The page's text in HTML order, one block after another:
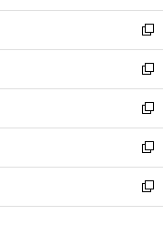
開
く
ウ
で
開
く
ン
ド
ウ
で
開
く
ウ
ィ
ン
ド
ウ
で
開
く
新
し
い
ウ
ィ
ン
ド
ウ
で
開
新
し
い
ウ
ィ
ン
ド
ウ
新
し
い
ウ
ィ
ン
新
し
い
ウ
新
し